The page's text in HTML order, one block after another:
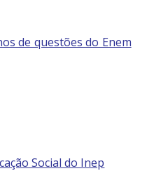
de questões do Enem
Social do Inep